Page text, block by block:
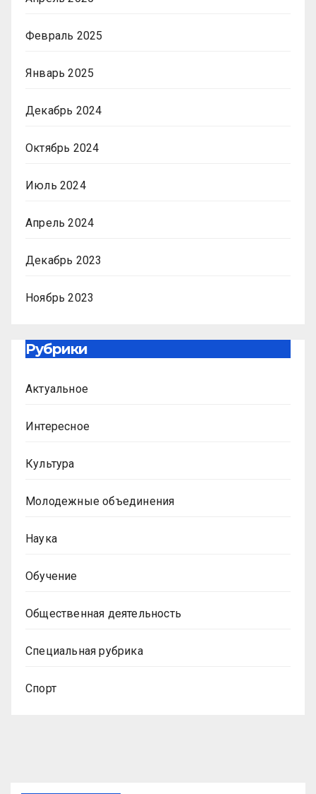
Февраль 2025
Январь 2025
Декабрь 2024
Октябрь 2024
Июль 2024
Апрель 2024
Декабрь 2023
Ноябрь 2023
Рубрики
Актуальное
Интересное
Культура
Молодежные объединения
Наука
Обучение
Общественная деятельность
Специальная рубрика
Спорт